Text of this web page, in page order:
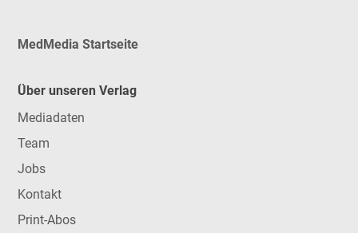
MedMedia Startseite
Über unseren Verlag
Mediadaten
Team
Jobs
Kontakt
Print-Abos